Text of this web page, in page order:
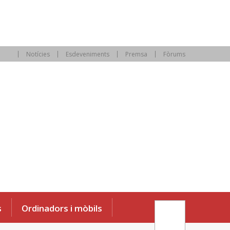
Notícies Esdeveniments Premsa Fòrums
Ordinadors i mòbils